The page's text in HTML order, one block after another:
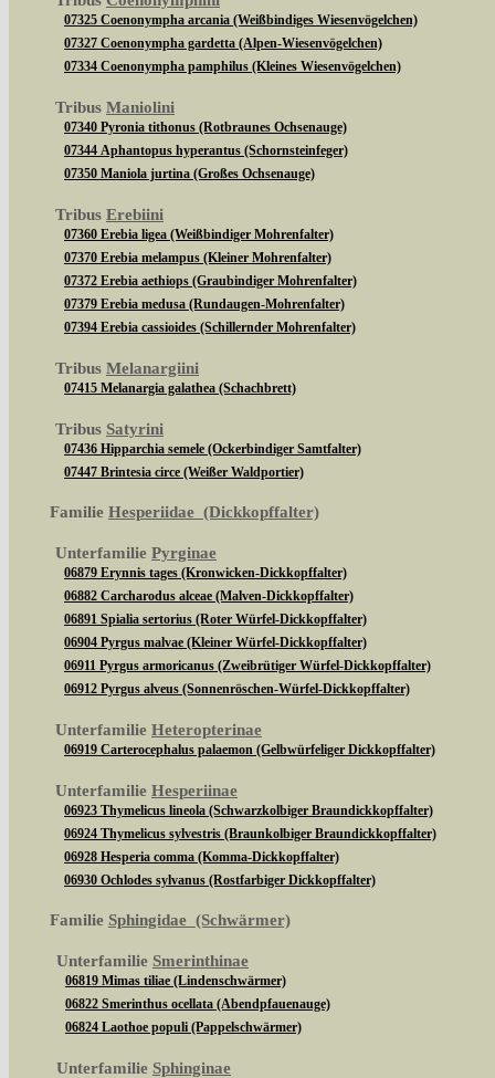
07325 Coenonympha arcania (Weißbindiges Wiesenvögelchen)
07327 Coenonympha gardetta (Alpen-Wiesenvögelchen)
07334 Coenonympha pamphilus (Kleines Wiesenvögelchen)
Tribus Maniolini
07340 Pyronia tithonus (Rotbraunes Ochsenauge)
07344 Aphantopus hyperantus (Schornsteinfeger)
07350 Maniola jurtina (Großes Ochsenauge)
Tribus Erebiini
07360 Erebia ligea (Weißbindiger Mohrenfalter)
07370 Erebia melampus (Kleiner Mohrenfalter)
07372 Erebia aethiops (Graubindiger Mohrenfalter)
07379 Erebia medusa (Rundaugen-Mohrenfalter)
07394 Erebia cassioides (Schillernder Mohrenfalter)
Tribus Melanargiini
07415 Melanargia galathea (Schachbrett)
Tribus Satyrini
07436 Hipparchia semele (Ockerbindiger Samtfalter)
07447 Brintesia circe (Weißer Waldportier)
Familie Hesperiidae (Dickkopffalter)
Unterfamilie Pyrginae
06879 Erynnis tages (Kronwicken-Dickkopffalter)
06882 Carcharodus alceae (Malven-Dickkopffalter)
06891 Spialia sertorius (Roter Würfel-Dickkopffalter)
06904 Pyrgus malvae (Kleiner Würfel-Dickkopffalter)
06911 Pyrgus armoricanus (Zweibrütiger Würfel-Dickkopffalter)
06912 Pyrgus alveus (Sonnenröschen-Würfel-Dickkopffalter)
Unterfamilie Heteropterinae
06919 Carterocephalus palaemon (Gelbwürfeliger Dickkopffalter)
Unterfamilie Hesperiinae
06923 Thymelicus lineola (Schwarzkolbiger Braundickkopffalter)
06924 Thymelicus sylvestris (Braunkolbiger Braundickkopffalter)
06928 Hesperia comma (Komma-Dickkopffalter)
06930 Ochlodes sylvanus (Rostfarbiger Dickkopffalter)
Familie Sphingidae (Schwärmer)
Unterfamilie Smerinthinae
06819 Mimas tiliae (Lindenschwärmer)
06822 Smerinthus ocellata (Abendpfauenauge)
06824 Laothoe populi (Pappelschwärmer)
Unterfamilie Sphinginae